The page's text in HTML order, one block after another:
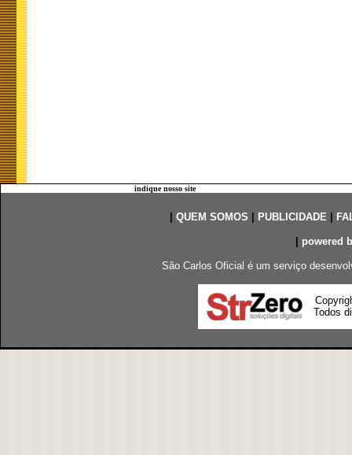
indique nosso site
QUEM SOMOS PUBLICIDADE|
powered
São Carlos Oficial é um serviço
Todos